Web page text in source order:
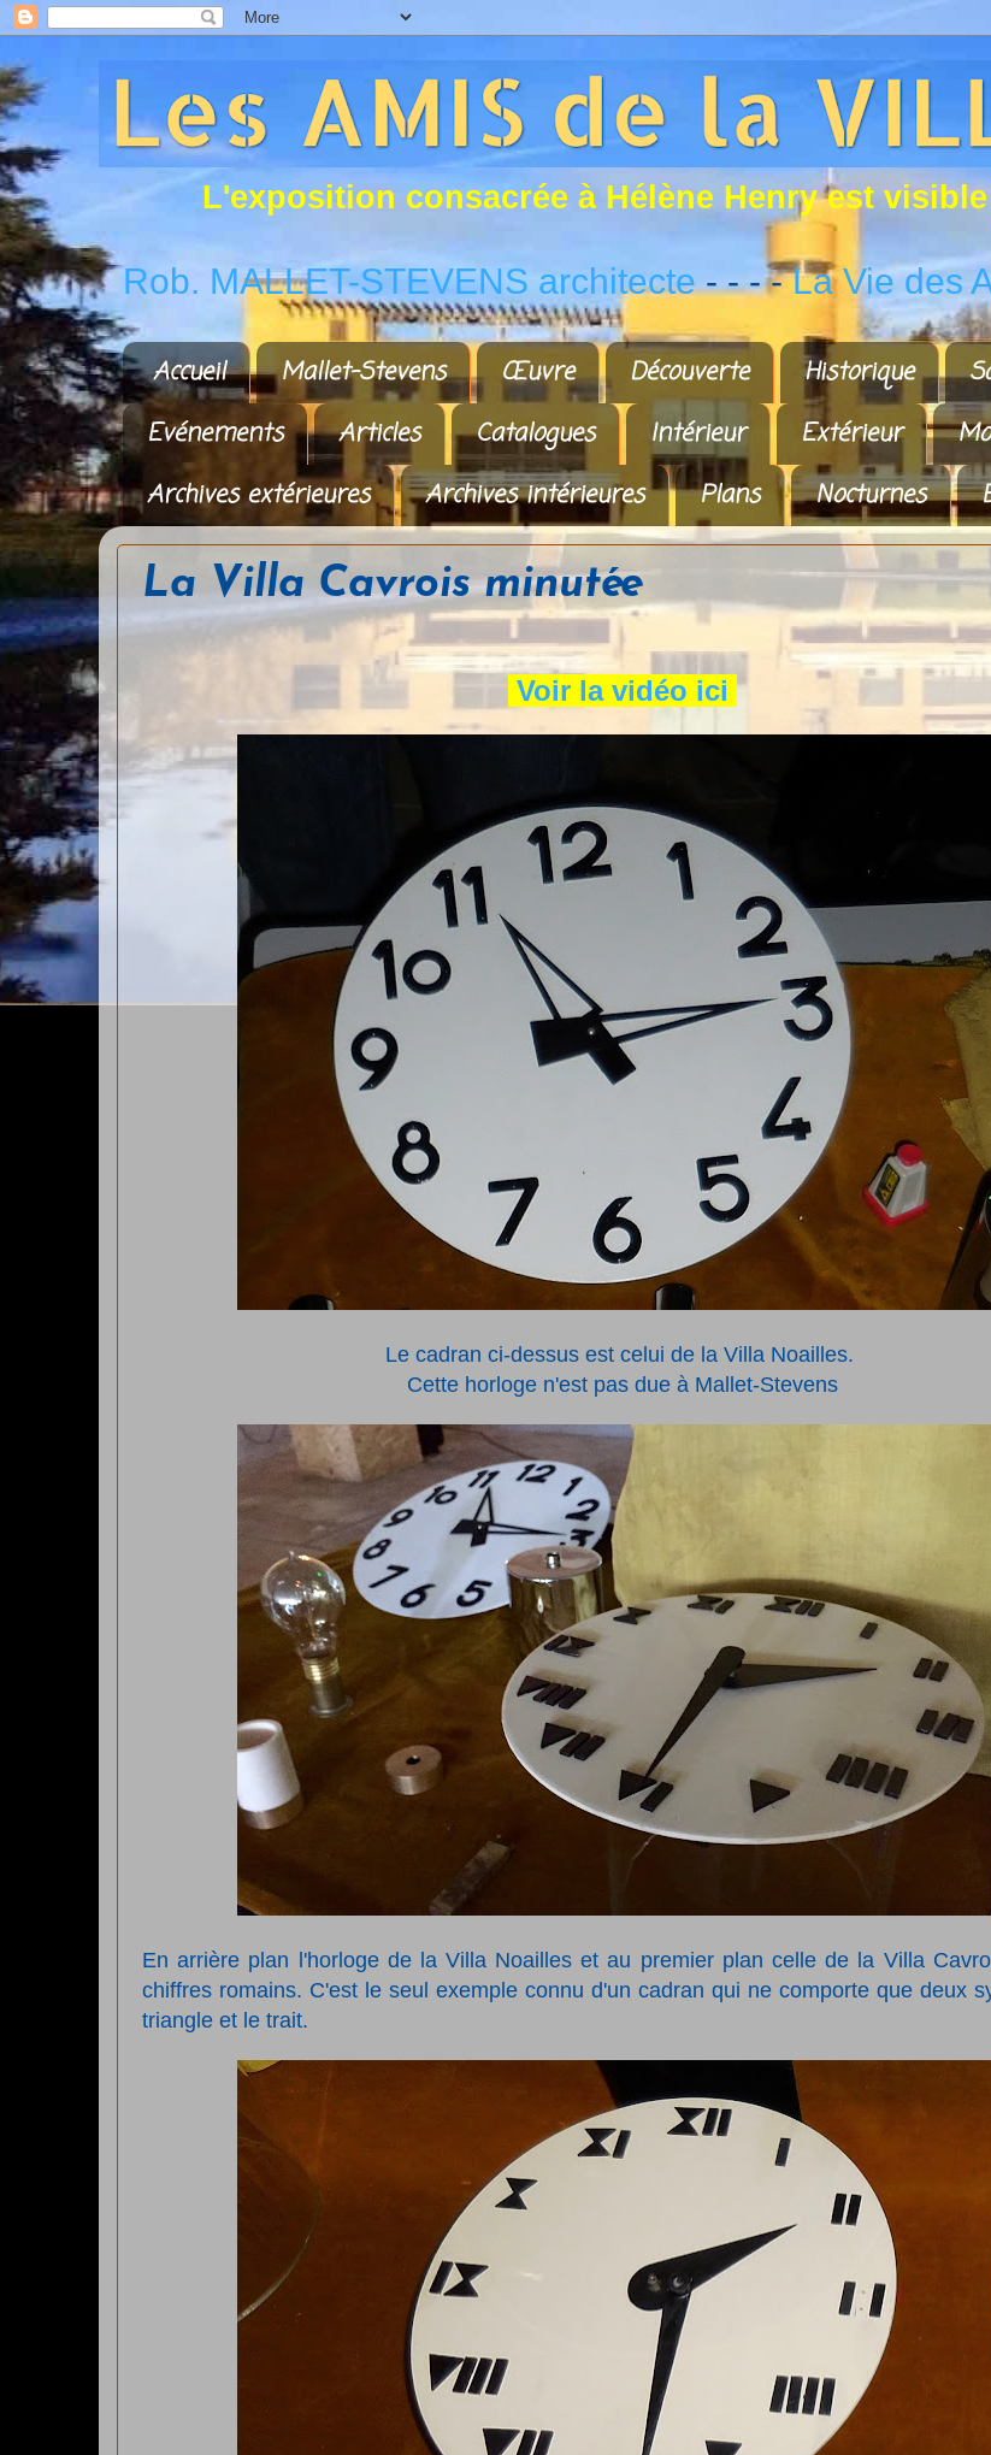
L'exposition consacrée à Hé ène Henry est visi b e
Rob. MALLET-STEVENS architecte- - - -La Vie des
Accueil Mallet-Stevens Œuvre Découverte Historique
Evénements
Articles Catalogues Intérieur Extérieur
Archives extérieures
Archives intérieures Plans Nocturnes
La Villa Cavrois minutée
Voir la vidéo ici
Le cadran ci-dessus est celui de la Villa Noailles.
Cette horloge n'est pas due à Mallet-Stevens
En arrière plan l'horloge de la Villa Noailles et au premier plan celle de la Villa
chiffres romains. C'est le seul exemple connu d'un cadran qui ne comporte que deux
triangle et le trait.